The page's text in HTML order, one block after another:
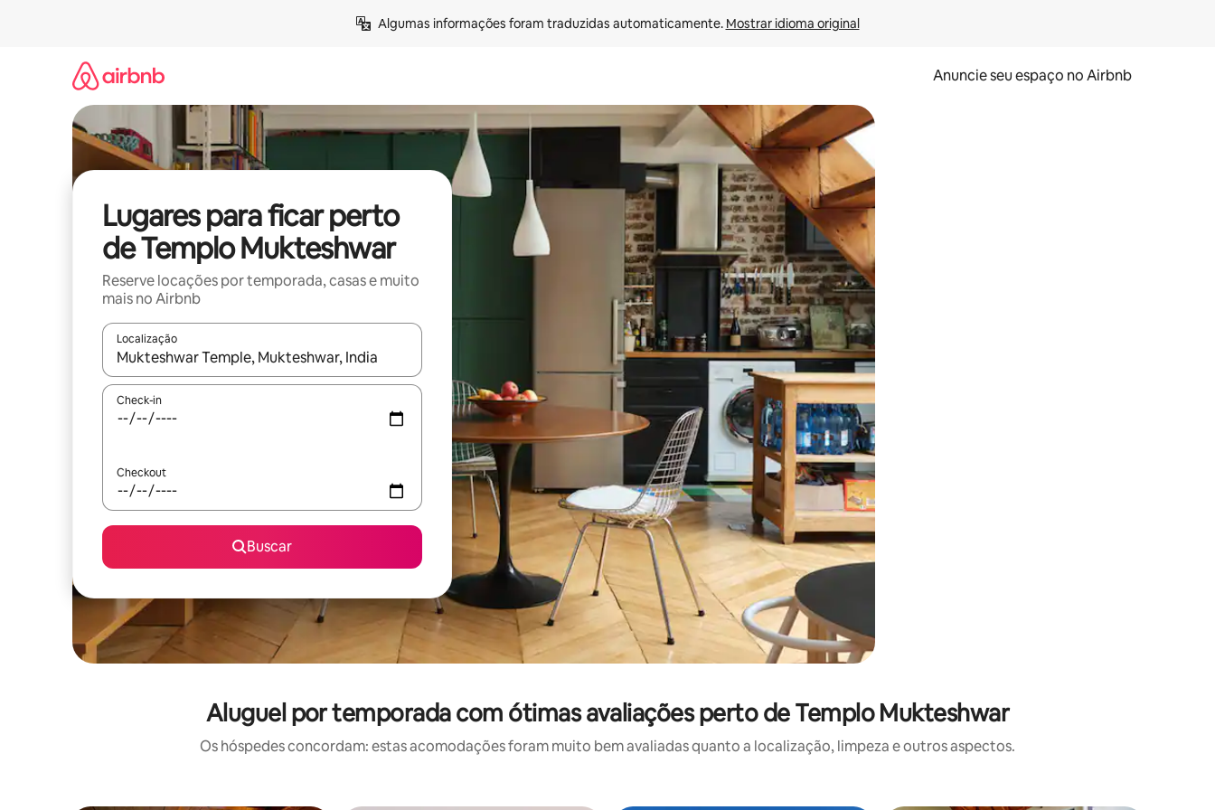
Algumas informações foram traduzidas automaticamente. Mostrar idioma original
Anuncie seu espaço no Airbnb
Lugares para ficar perto
de Templo Mukteshwar
Reserve locações por temporada, casas e muito
mais no Airbnb
Localização
Quando os resultados estiverem disponíveis, explore-os usando as seta para cima e para baixo do teclado ou tocando e deslizando o dedo na tela.
Check-in
Checkout
Buscar
Aluguel por temporada com ótimas avaliações perto de Templo Mukteshwar
Os hóspedes concordam: estas acomodações foram muito bem avaliadas quanto a localização, limpeza e outros aspectos.